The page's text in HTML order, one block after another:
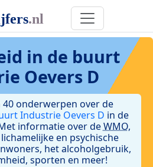
in de buurt
Oevers D
40 onderwerpen over de
Industrie Oevers D in de
informatie over deWMO,
en psychische
het alcoholgebruik,
sporten en meer!